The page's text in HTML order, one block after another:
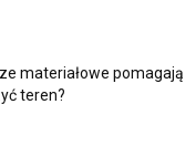
materiałowe pomagają
teren?